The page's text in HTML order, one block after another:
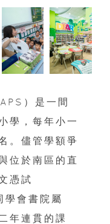
）是一間
學，每年小一
。儘管學額爭
位於南區的直
憑試
學會書院屬
年連貫的課